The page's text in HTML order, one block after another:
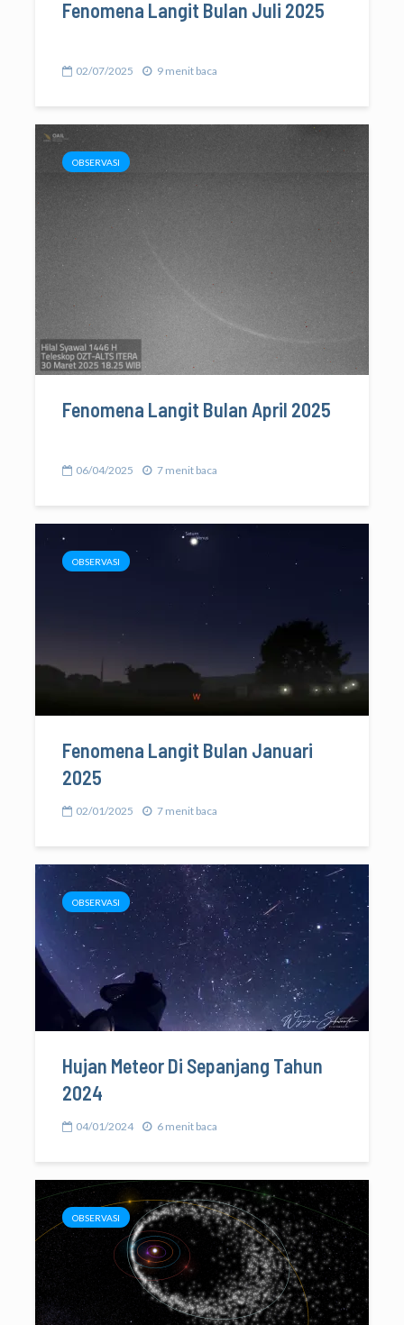
Fenomena Langit Bulan Juli 2025
02/07/2025 9 menit baca
OBSERVASI
Fenomena Langit Bulan April 2025
06/04/2025 7 menit baca
OBSERVASI
Fenomena Langit Bulan Januari
2025
02/01/2025 7 menit baca
OBSERVASI
Hujan Meteor Di Sepanjang Tahun
2024
04/01/2024 6 menit baca
OBSERVASI